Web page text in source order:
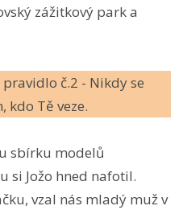
zážitkový park a
č.2 - Nikdy se
kdo Tě veze.
sbírku modelů
si Jožo hned nafotil.
vzal nás mladý muž v